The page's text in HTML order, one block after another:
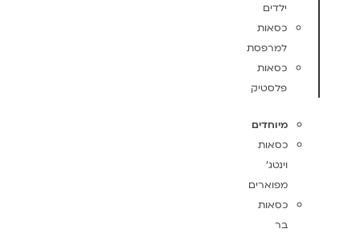
ילדים
כסאות
למרפסת
כסאות
פלסטיק
מיוחדים
כסאות
וינטג'
מפוארים
כסאות
בר